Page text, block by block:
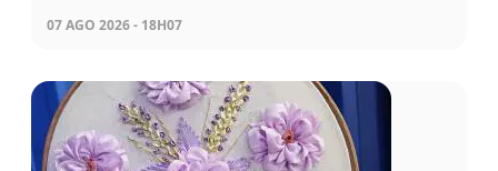
07 AGO 2026 - 18H07